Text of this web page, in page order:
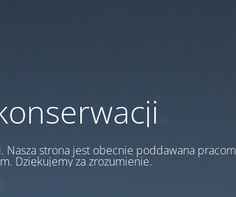
Nasza strona jest obecnie poddawana pracom
Dziękujemy za zrozumienie.